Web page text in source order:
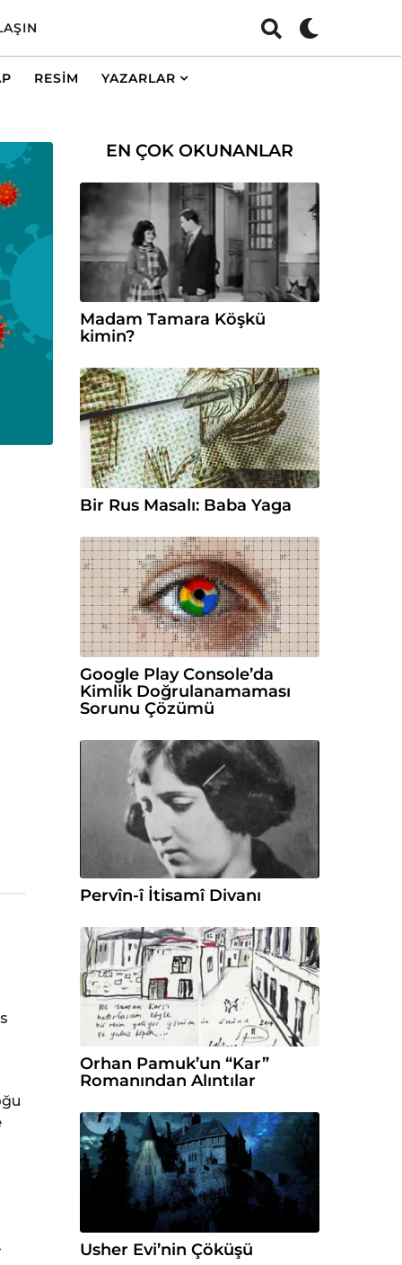
RESIM YAZARLAR
EN ÇOK OKUNANLAR
Madam Tamara Köşkü
kimin?
Bir Rus Masalı: Baba Yaga
Google Play Console’da
Kimlik Doğrulanamaması
Sorunu Çözümü
Pervîn-î İtisamî Divanı
Orhan Pamuk’un “Kar”
Romanından Alıntılar
Usher Evi’nin Çöküşü